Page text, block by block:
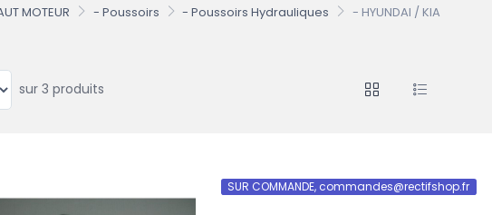
MOTEUR - Poussoirs - Poussoirs Hydrauliques - HYUNDAI / KIA
sur 3 produits
SUR COMMANDE, commandes@rectifshop.fr